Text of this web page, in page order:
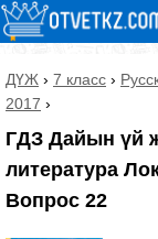
ДҮЖ › 7 класс ›
2017 ›
ГДЗ Дайын үй
литература
Вопрос 22